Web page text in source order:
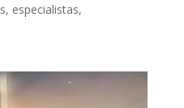
especialistas,